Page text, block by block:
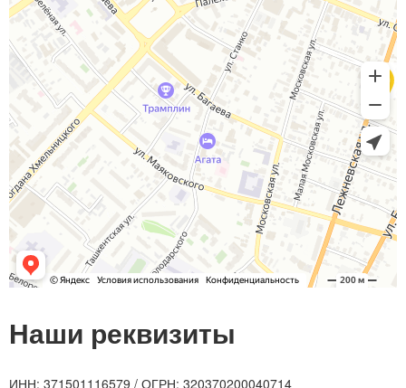
Наши реквизиты
ИНН: 371501116579 / ОГРН: 320370200040714